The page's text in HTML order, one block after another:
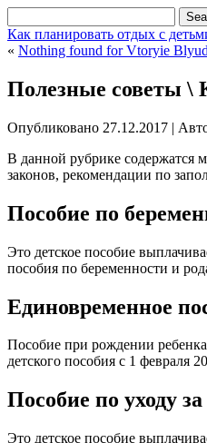
Как планировать отдых с
« Nothing found for Vtoryie
Полезные советы \
Опубликовано 27.12.2017 |
В данной рубрике содержатся
законов, рекомендации по
Пособие по
Это детское пособие
пособия по беременности и
Единовременное
Пособие при рождении
детского пособия с 1 февраля
Пособие по уходу
Это детское пособие